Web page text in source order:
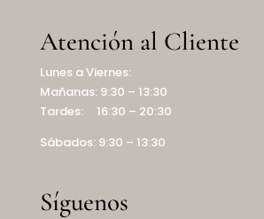
Atención al Cliente
Lunes a Viernes:
Mañanas: 9:30 – 13:30
Tardes: 16:30 – 20:30
Sábados: 9:30 – 13:30
Síguenos